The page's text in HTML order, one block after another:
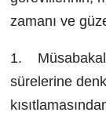
zamanı ve
1.
sürelerine